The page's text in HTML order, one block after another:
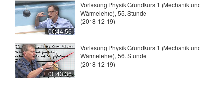
00:44:56
Vorlesung Physik Grundkurs 1 (Mechanik und
Wärmelehre), 55. Stunde
(2018-12-19)
00:43:36
Vorlesung Physik Grundkurs 1 (Mechanik und
Wärmelehre), 56. Stunde
(2018-12-19)